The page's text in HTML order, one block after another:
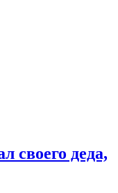
своего деда,